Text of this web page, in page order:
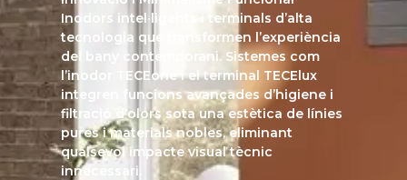
Inodors intel·ligents i terminals d’alta
tecnologia que transformen l’experiència
del bany contemporani. Sistemes com
l’inodor TECEone i el terminal TECElux
integren funcions avançades d’higiene i
filtració d’olors sota una estètica de línies
pures i materials nobles, eliminant
qualsevol impacte visual tècnic
innecessari.